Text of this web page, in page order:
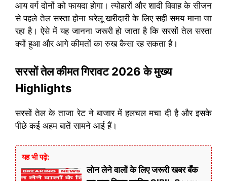
आय वर्ग दोनों को फायदा होगा। त्योहारों और शादी विवाह के सीजन
से पहले तेल सस्ता होना घरेलू खरीदारी के लिए सही समय माना जा
रहा है। ऐसे में यह जानना जरूरी हो जाता है कि सरसों तेल सस्ता
क्यों हुआ और आगे कीमतों का रुख कैसा रह सकता है।
सरसों तेल कीमत गिरावट 2026 के मुख्य
Highlights
सरसों तेल के ताजा रेट ने बाजार में हलचल मचा दी है और इसके
पीछे कई अहम बातें सामने आई हैं।
यह भी पढ़े:
लोन लेने वालों के लिए जरूरी खबर बँक